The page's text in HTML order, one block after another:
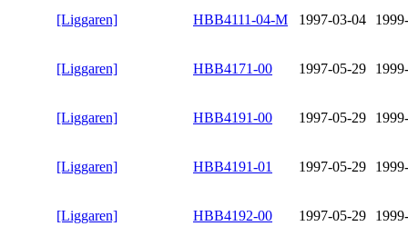
[Liggaren] HBB4111-04-M 1997-03-04
[Liggaren] HBB4171-00 1997-05-29
[Liggaren] HBB4191-00 1997-05-29
[Liggaren] HBB4191-01 1997-05-29
[Liggaren] HBB4192-00 1997-05-29